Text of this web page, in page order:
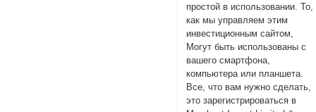
простой в использовании. То,
как мы управляем этим
инвестиционным сайтом,
Могут быть использованы с
вашего смартфона,
компьютера или планшета.
Все, что вам нужно сделать,
это зарегистрироваться в